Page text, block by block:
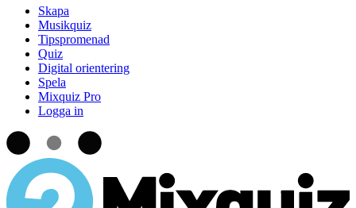
Skapa
Musikquiz
Tipspromenad
Quiz
Digital orientering
Spela
Mixquiz Pro
Logga in